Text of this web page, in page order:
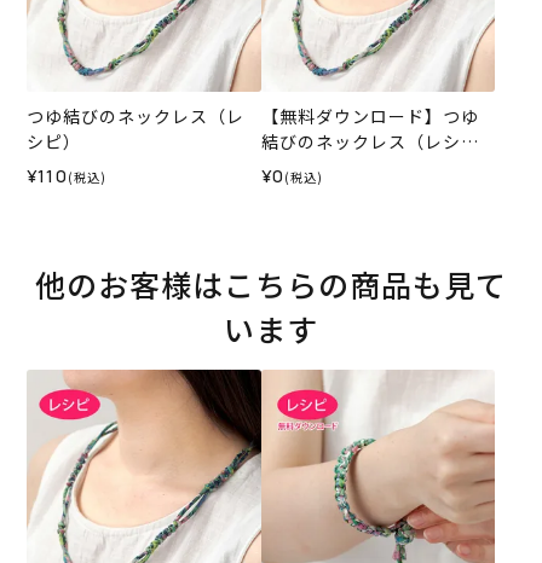
つゆ結びのネックレス（レ
シピ）
¥110 (税込)
【無料ダウンロード】つゆ
結びのネックレス（レシ
ピ）
¥0 (税込)
他のお客様はこちらの商品も見て
います